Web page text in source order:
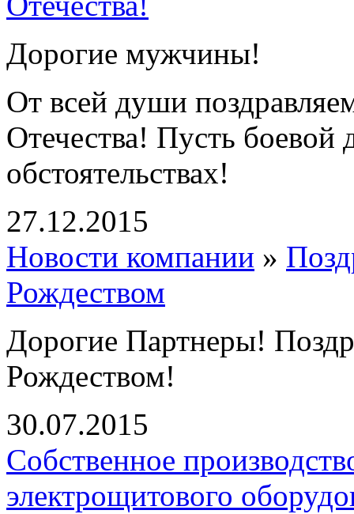
Дорогие мужчины!
От всей души
Отечества! Пусть боевой
обстоятельствах!
27.12.2015
Новости компании »
Рождеством
Дорогие Партнеры!
Рождеством!
30.07.2015
Cобственное
электрощитового